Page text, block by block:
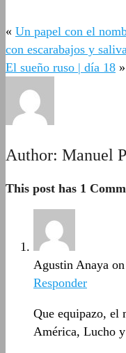
« Un papel con el
con escarabajos y
El sueño ruso | día 18 »
Author: Manuel
This post has 1
Agustin Anaya
Responder
Que equipazo, el
América, Lucho